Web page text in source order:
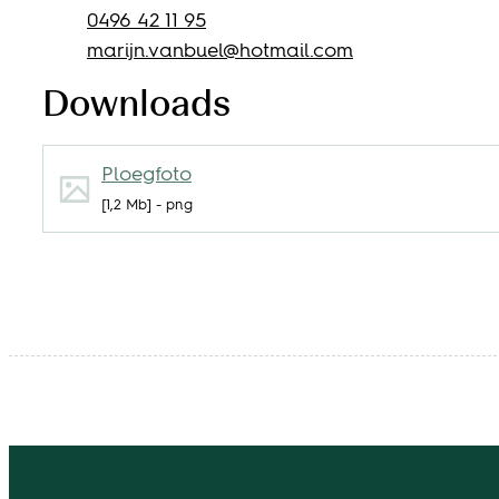
0496 42 11 95
E-mailmarijn.vanbuel@hotmail.com
Downloads
Ploegfoto
1,2 Mb png